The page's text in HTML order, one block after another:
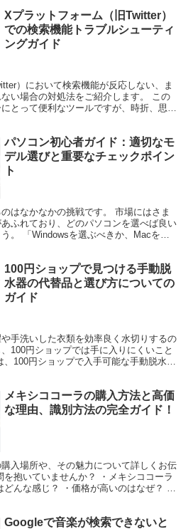
Xプラットフォーム（旧Twitter）
での検索機能トラブルシューティ
ングガイド
）において検索機能が反応しない、ま
い場合の対処法をご紹介します。 この
とって便利なツールですが、時折、思わ
パソコン初心者ガイド：適切なモ
デル選びと重要なチェックポイン
ト
はなかなかの挑戦です。 市場にはさま
ふれており、どのパソコンを選べば良い
。 「Windowsを選ぶべきか、Macを選
100円ショップで見つける手動脱
水器の代替品と選び方についての
ガイド
手洗いした衣類を効率良く水切りするの
100円ショップでは手に入りにくいこと
100円ショップで入手可能な手動脱水器
メキシココーラの購入方法と高価
な理由、識別方法の完全ガイド！
入場所や、その魅力について詳しくお伝
を抱いていませんか？ ・メキシココーラ
どんな感じ？ ・価格が高いのはなぜ？ ・
Googleで音楽が検索できないと